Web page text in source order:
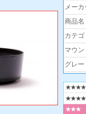
メーカ
商品名
カテゴ
マウ
グレー